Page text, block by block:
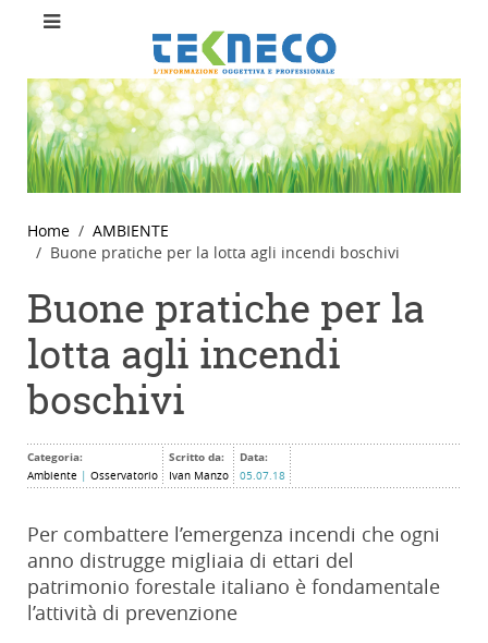
Home
AMBIENTE
Buone pratiche per la lotta agli incendi boschivi
Buone pratiche per la
lotta agli incendi
boschivi
Categoria:
Ambiente Osservatorio
Scritto da:
Ivan Manzo
Data:
05.07.18
Per combattere l’emergenza incendi che ogni
anno distrugge migliaia di ettari del
patrimonio forestale italiano è fondamentale
l’attività di prevenzione